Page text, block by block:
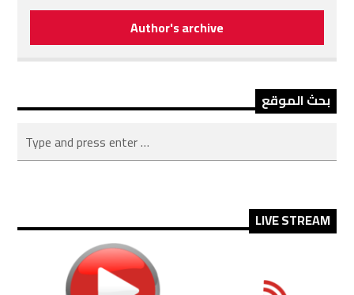
Author's archive
بحث الموقع
LIVE STREAM